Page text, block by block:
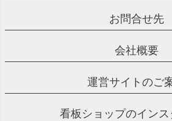
お問合せ先
会社概要
運営サイトのご
看板ショップのインス